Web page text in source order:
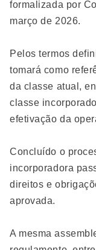
formalizada por
março de 2026.
Pelos termos
tomará como
da classe atual,
classe
efetivação da
Concluído o
incorporadora
direitos e
aprovada.
A mesma